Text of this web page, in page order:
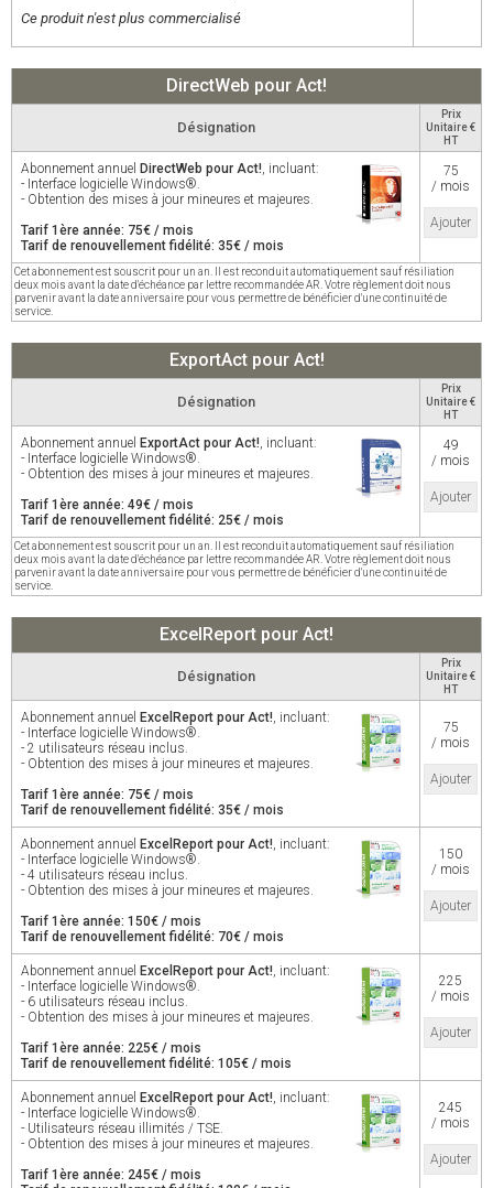
Ce produit n'est plus commercialisé
DirectWeb pour Act!
Désignation
Prix
Unitaire €
HT
Abonnement annuel DirectWeb pour Act!, incluant:
- Interface logicielle Windows®.
- Obtention des mises à jour mineures et majeures.
Tarif 1ère année: 75€ / mois
Tarif de renouvellement fidélité: 35€ / mois
75
/ mois
Ajouter
Cet abonnement est souscrit pour un an. Il est reconduit automatiquement sauf résiliation
deux mois avant la date d'échéance par lettre recommandée AR. Votre règlement doit nous
parvenir avant la date anniversaire pour vous permettre de bénéficier d'une continuité de
service.
ExportAct pour Act!
Désignation
Prix
Unitaire €
HT
Abonnement annuel ExportAct pour Act!, incluant:
- Interface logicielle Windows®.
- Obtention des mises à jour mineures et majeures.
Tarif 1ère année: 49€ / mois
Tarif de renouvellement fidélité: 25€ / mois
49
/ mois
Ajouter
Cet abonnement est souscrit pour un an. Il est reconduit automatiquement sauf résiliation
deux mois avant la date d'échéance par lettre recommandée AR. Votre règlement doit nous
parvenir avant la date anniversaire pour vous permettre de bénéficier d'une continuité de
service.
ExcelReport pour Act!
Désignation
Prix
Unitaire €
HT
Abonnement annuel ExcelReport pour Act!, incluant:
- Interface logicielle Windows®.
- 2 utilisateurs réseau inclus.
- Obtention des mises à jour mineures et majeures.
Tarif 1ère année: 75€ / mois
Tarif de renouvellement fidélité: 35€ / mois
75
/ mois
Ajouter
Abonnement annuel ExcelReport pour Act!, incluant:
- Interface logicielle Windows®.
- 4 utilisateurs réseau inclus.
- Obtention des mises à jour mineures et majeures.
Tarif 1ère année: 150€ / mois
Tarif de renouvellement fidélité: 70€ / mois
150
/ mois
Ajouter
Abonnement annuel ExcelReport pour Act!, incluant:
- Interface logicielle Windows®.
- 6 utilisateurs réseau inclus.
- Obtention des mises à jour mineures et majeures.
Tarif 1ère année: 225€ / mois
Tarif de renouvellement fidélité: 105€ / mois
225
/ mois
Ajouter
Abonnement annuel ExcelReport pour Act!, incluant:
- Interface logicielle Windows®.
- Utilisateurs réseau illimités / TSE.
- Obtention des mises à jour mineures et majeures.
Tarif 1ère année: 245€ / mois
245
/ mois
Ajouter